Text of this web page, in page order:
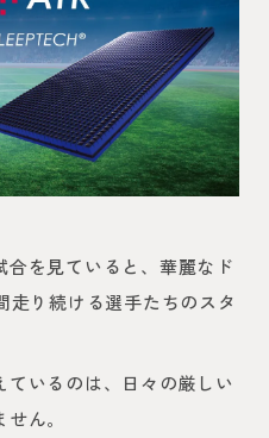
を見ていると、華麗なド
走り続ける選手たちのスタ
いるのは、日々の厳しい
ん。